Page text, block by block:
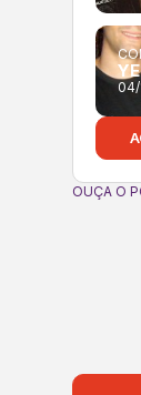
04/
OUÇA O